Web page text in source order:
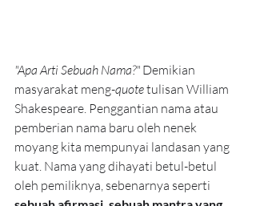
"Apa Arti Sebuah Nama?" Demikian
masyarakat meng-quote tulisan William
Shakespeare. Penggantian nama atau
pemberian nama baru oleh nenek
moyang kita mempunyai landasan yang
kuat. Nama yang dihayati betul-betul
oleh pemiliknya, sebenarnya seperti